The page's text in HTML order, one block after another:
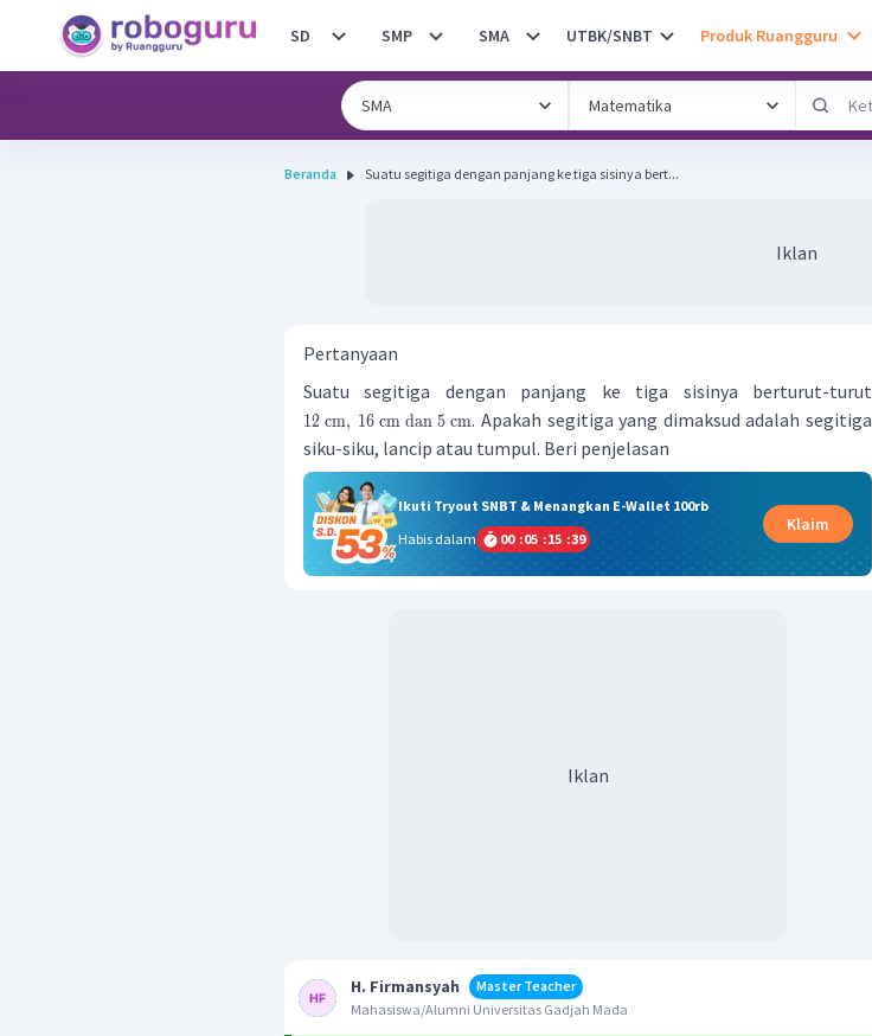
SD SMP SMA UTBK/SNBT Produk Ruangguru
Beranda Suatu segitiga dengan panjang ke tiga sisinya bert...
Iklan
Pertanyaan
Suatu segitiga dengan panjang ke tiga sisinya berturut-turut
12 cm, 16 cm dan 5 cm. Apakah segitiga yang dimaksud adalah segitiga
siku-siku, lancip atau tumpul. Beri penjelasan
Ikuti Tryout SNBT & Menangkan E-Wallet 100rb
Habis dalam
00 :05 :15 :38
Klaim
Iklan
H. Firmansyah
Master Teacher
Mahasiswa/Alumni Universitas Gadjah Mada